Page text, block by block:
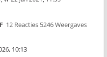
12 Reacties 5246 Weergaves
10:13